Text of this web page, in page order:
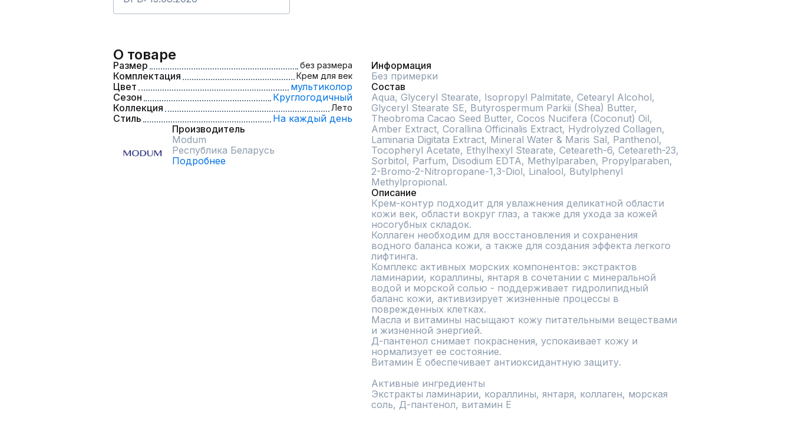
О товаре
Размер без размера
Комплектация Крем для век
Цвет
мультиколор
Сезон
Круглогодичный
Коллекция
Лето
Стиль
На каждый день
Производитель
Modum
Республика Беларусь
Подробнее
Информация
Без примерки
Состав
Aqua, Glyceryl Stearate, Isopropyl Palmitate, Cetearyl Alcohol,
Glyceryl Stearate SE, Butyrospermum Parkii (Shea) Butter,
Theobroma Cacao Seed Butter, Cocos Nucifera (Coconut) Oil,
Amber Extract, Corallina Officinalis Extract, Hydrolyzed Collagen,
Laminaria Digitata Extract, Mineral Water & Maris Sal, Panthenol,
Tocopheryl Acetate, Ethylhexyl Stearate, Ceteareth-6, Ceteareth-23,
Sorbitol, Parfum, Disodium EDTA, Methylparaben, Propylparaben,
2-Bromo-2-Nitropropane-1,3-Diol, Linalool, Butylphenyl
Methylpropional.
Описание
Крем-контур подходит для увлажнения деликатной области
кожи век, области вокруг глаз, а также для ухода за кожей
носогубных складок.
Коллаген необходим для восстановления и сохранения
водного баланса кожи, а также для создания эффекта легкого
лифтинга.
Комплекс активных морских компонентов: экстрактов
ламинарии, кораллины, янтаря в сочетании с минеральной
водой и морской солью - поддерживает гидролипидный
баланс кожи, активизирует жизненные процессы в
поврежденных клетках.
Масла и витамины насыщают кожу питательными веществами
и жизненной энергией.
Д-пантенол снимает покраснения, успокаивает кожу и
нормализует ее состояние.
Витамин Е обеспечивает антиоксидантную защиту.
Активные ингредиенты
Экстракты ламинарии, кораллины, янтаря, коллаген, морская
соль, Д-пантенол, витамин Е